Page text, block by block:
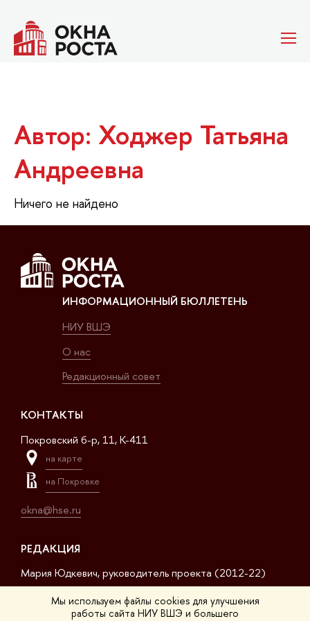
Мы используем файлы cookies для улучшения
работы сайта НИУ ВШЭ и большего
Автор: Ходжер Татьяна
Андреевна
Ничего не найдено
ИНФОРМАЦИОННЫЙ БЮЛЛЕТЕНЬ
НИУ ВШЭ
О нас
Редакционный совет
КОНТАКТЫ
Покровский б-р, 11, K-411
на карте
на Покровке
okna@hse.ru
РЕДАКЦИЯ
Мария Юдкевич, руководитель проекта (2012-22)
Дмитрий Дагаев, руководитель проекта (2022-23)